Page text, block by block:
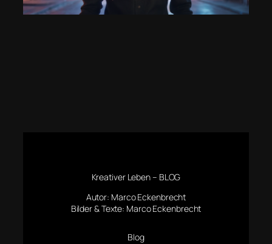
Kreativer Leben – BLOG
Autor: Marco Eckenbrecht
Bilder & Texte: Marco Eckenbrecht
Blog